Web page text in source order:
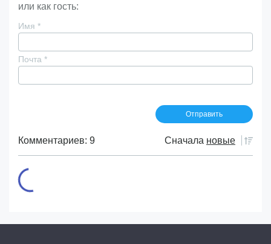
или как гость:
Имя *
Почта *
Комментариев: 9 Сначала новые